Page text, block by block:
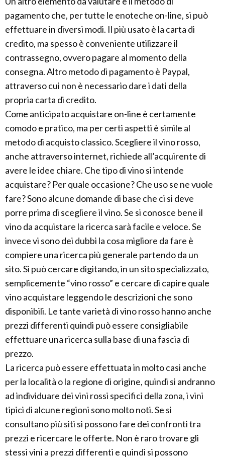
pagamento che, per tutte le enoteche on-line, si può
effettuare in diversi modi. Il più usato è la carta di
credito, ma spesso è conveniente utilizzare il
contrassegno, ovvero pagare al momento della
consegna. Altro metodo di pagamento è Paypal,
attraverso cui non è necessario dare i dati della
propria carta di credito.
Come anticipato acquistare on-line è certamente
comodo e pratico, ma per certi aspetti è simile al
metodo di acquisto classico. Scegliere il vino rosso,
anche attraverso internet, richiede all’acquirente di
avere le idee chiare. Che tipo di vino si intende
acquistare? Per quale occasione? Che uso se ne vuole
fare? Sono alcune domande di base che ci si deve
porre prima di scegliere il vino. Se si conosce bene il
vino da acquistare la ricerca sarà facile e veloce. Se
invece vi sono dei dubbi la cosa migliore da fare è
compiere una ricerca più generale partendo da un
sito. Si può cercare digitando, in un sito specializzato,
semplicemente “vino rosso” e cercare di capire quale
vino acquistare leggendo le descrizioni che sono
disponibili. Le tante varietà di vino rosso hanno anche
prezzi differenti quindi può essere consigliabile
effettuare una ricerca sulla base di una fascia di
prezzo.
La ricerca può essere effettuata in molto casi anche
per la località o la regione di origine, quindi si andranno
ad individuare dei vini rossi specifici della zona, i vini
tipici di alcune regioni sono molto noti. Se si
consultano più siti si possono fare dei confronti tra
prezzi e ricercare le offerte. Non è raro trovare gli
stessi vini a prezzi differenti e quindi si possono